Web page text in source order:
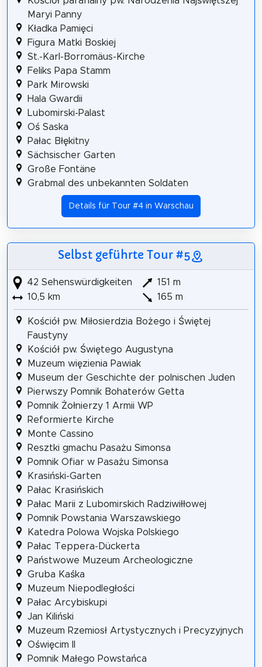
Maryi Panny
Kładka Pamięci
Figura Matki Boskiej
St.-Karl-Borromäus-Kirche
Feliks Papa Stamm
Park Mirowski
Hala Gwardii
Lubomirski-Palast
Oś Saska
Pałac Błękitny
Sächsischer Garten
Große Fontäne
Grabmal des unbekannten Soldaten
Details für Tour #4 in Warschau
Selbst geführte Tour #5
42 Sehenswürdigkeiten
10,5 km
151 m
165 m
Kościół pw. Miłosierdzia Bożego i Świętej
Faustyny
Kościół pw. Świętego Augustyna
Muzeum więzienia Pawiak
Museum der Geschichte der polnischen Juden
Pierwszy Pomnik Bohaterów Getta
Pomnik Żołnierzy 1 Armii WP
Reformierte Kirche
Monte Cassino
Resztki gmachu Pasażu Simonsa
Pomnik Ofiar w Pasażu Simonsa
Krasiński-Garten
Pałac Krasińskich
Pałac Marii z Lubomirskich Radziwiłłowej
Pomnik Powstania Warszawskiego
Katedra Polowa Wojska Polskiego
Pałac Teppera-Dückerta
Państwowe Muzeum Archeologiczne
Gruba Kaśka
Muzeum Niepodległości
Pałac Arcybiskupi
Jan Kiliński
Muzeum Rzemiosł Artystycznych i Precyzyjnych
Oświęcim II
Pomnik Małego Powstańca